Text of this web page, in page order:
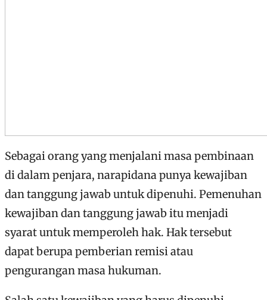
Sebagai orang yang menjalani masa pembinaan
di dalam penjara, narapidana punya kewajiban
dan tanggung jawab untuk dipenuhi. Pemenuhan
kewajiban dan tanggung jawab itu menjadi
syarat untuk memperoleh hak. Hak tersebut
dapat berupa pemberian remisi atau
pengurangan masa hukuman.